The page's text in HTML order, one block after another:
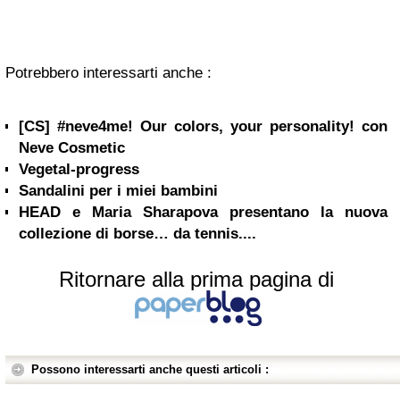
Potrebbero interessarti anche :
[CS] #neve4me! Our colors, your personality! con
Neve Cosmetic
Vegetal-progress
Sandalini per i miei bambini
HEAD e Maria Sharapova presentano la nuova
collezione di borse… da tennis....
Ritornare alla prima pagina di
Possono interessarti anche questi articoli :